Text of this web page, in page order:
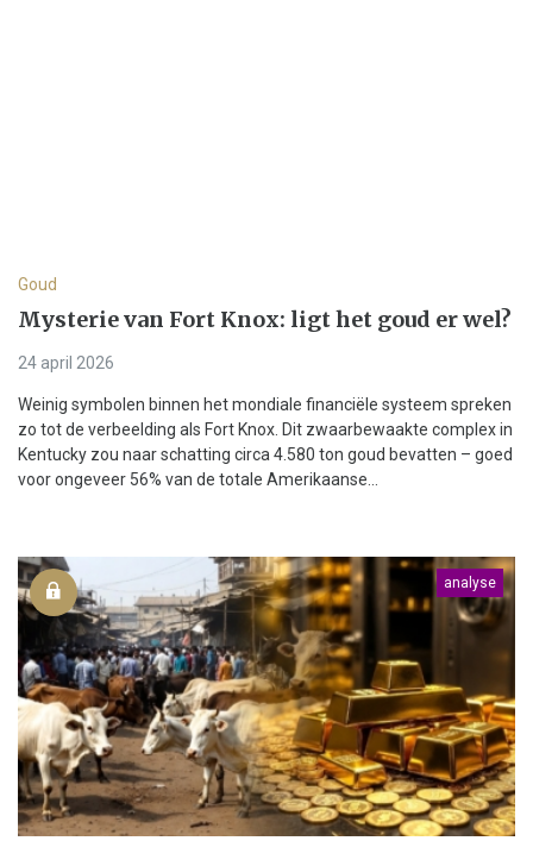
Goud
Mysterie van Fort Knox: ligt het goud er wel?
24 april 2026
Weinig symbolen binnen het mondiale financiële systeem spreken
zo tot de verbeelding als Fort Knox. Dit zwaarbewaakte complex in
Kentucky zou naar schatting circa 4.580 ton goud bevatten – goed
voor ongeveer 56% van de totale Amerikaanse...
analyse